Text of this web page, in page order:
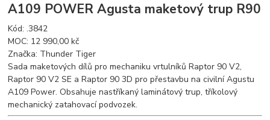
A109 POWER Agusta maketový trup R90
Kód: .3842
MOC: 12 990,00 kč
Značka: Thunder Tiger
Sada maketových dílů pro mechaniku vrtulníků Raptor 90 V2,
Raptor 90 V2 SE a Raptor 90 3D pro přestavbu na civilní Agustu
A109 Power. Obsahuje nastříkaný laminátový trup, tříkolový
mechanický zatahovací podvozek.